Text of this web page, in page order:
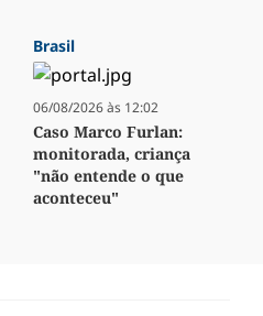
Brasil
06/08/2026 às 12:02
Caso Marco Furlan:
monitorada, criança
"não entende o que
aconteceu"